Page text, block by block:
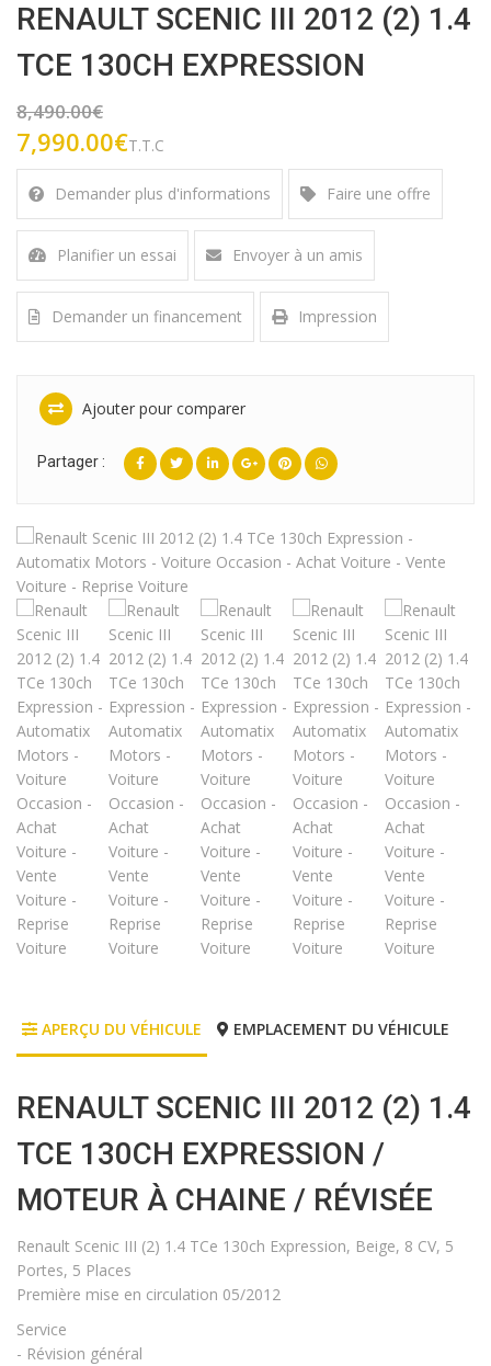
RENAULT SCENIC III 2012 (2) 1.4
TCE 130CH EXPRESSION
8,490.00€
7,990.00€T.T.C
Demander plus d'informations Faire une offre
Planifier un essai Envoyer à un amis
Demander un financement Impression
Ajouter pour comparer
Partager :
APERÇU DU VÉHICULE EMPLACEMENT DU VÉHICULE
RENAULT SCENIC III 2012 (2) 1.4
TCE 130CH EXPRESSION /
MOTEUR À CHAINE / RÉVISÉE
Renault Scenic III (2) 1.4 TCe 130ch Expression, Beige, 8 CV, 5
Portes, 5 Places
Première mise en circulation 05/2012
Service
- Révision général